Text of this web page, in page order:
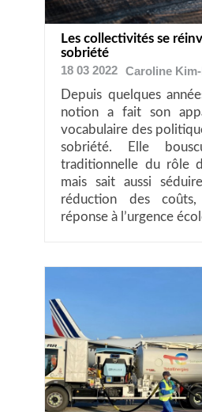
Les collectivités se
sobriété
18 03 2022
Caroline
Depuis quelques
notion a fait son
vocabulaire des
sobriété. Elle
traditionnelle du rôle
mais sait aussi
réduction des
réponse à l’urgence